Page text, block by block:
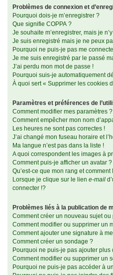
Problèmes de connexion et
Pourquoi dois-je m’enregistrer ?
Que signifie COPPA ?
Je souhaite m’enregistrer, mais je
Je suis enregistré mais je ne peux
Pourquoi ne puis-je pas me
Je me suis enregistré par le passé
J’ai perdu mon mot de passe !
Pourquoi suis-je automatiquement
À quoi sert « Supprimer les cookies
Paramètres et préférences de
Comment modifier mes paramètres ?
Comment empêcher mon nom
Les heures ne sont pas correctes !
J’ai changé mon fuseau horaire et
Ma langue n’est pas dans la liste !
A quoi correspondent les images à
Comment puis-je afficher un avatar ?
Qu’est-ce que mon rang et comment
Lorsque je clique sur le lien e-mail
connecter !?
Problèmes liés à la publication de
Comment créer un nouveau sujet
Comment modifier ou supprimer un
Comment ajouter une signature à
Comment créer un sondage ?
Pourquoi ne puis-je pas ajouter plus
Comment modifier ou supprimer un
Pourquoi ne puis-je pas accéder à